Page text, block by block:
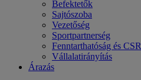
Befektetők
Sajtószoba
Vezetőség
Sportpartnerség
Fenntarthatóság és CSR
Vállalatirányítás
Árazás